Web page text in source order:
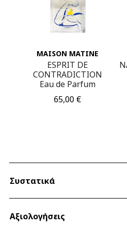
MAISON MATINE
ESPRIT DE
CONTRADICTION
Eau de Parfum
Τιμή
65,00 €
Συστατικά
Αξιολογήσεις